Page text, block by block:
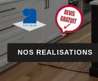
NOS REALISATIONS